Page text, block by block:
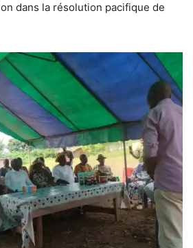
dans la résolution pacifique de